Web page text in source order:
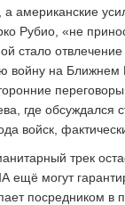
а американские
Рубио, «не
стало
войну на Ближнем
где обсуждался
войск,
трек
ещё могут
посредником в